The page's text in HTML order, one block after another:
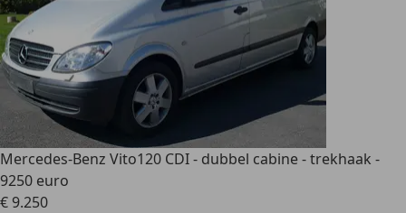
Mercedes-Benz Vito120 CDI - dubbel cabine - trekhaak -
9250 euro
€ 9.250